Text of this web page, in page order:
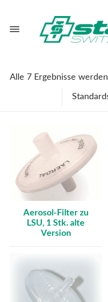
Alle 7 Ergebnisse
Aerosol-Filter zu
LSU, 1 Stk. alte
Version